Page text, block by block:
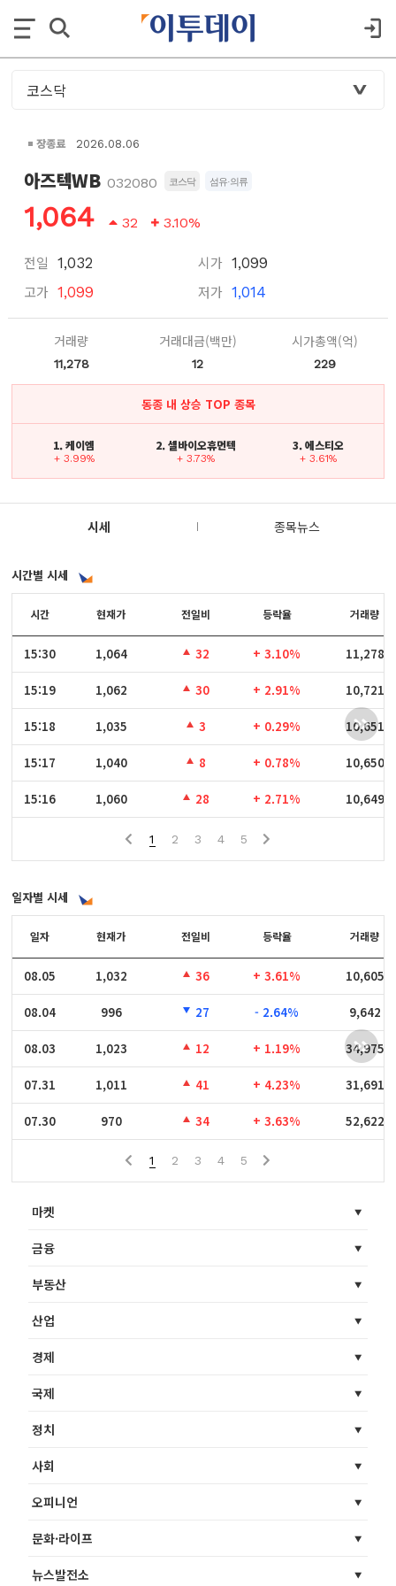
장종료 2026.08.06
아즈텍WB 032080 코스닥 섬유·의류
1,064 32 3.10%
전일 1,032
고가 1,099
시가 1,099
저가 1,014
거래량
11,278
거래대금(백만)
12
시가총액(억)
229
동종 내 상승 TOP 종목
1. 케이엠
+ 3.99%
2. 셀바이오휴먼텍
+ 3.73%
3. 에스티오
+ 3.61%
시세 종목뉴스
시간별 시세
시간
15:30
15:19
15:18
15:17
15:16
시간 현재가 전일비 등락율 거래량
15:30 1,064 32 + 3.10% 11,278
15:19 1,062 30 + 2.91% 10,721
15:18 1,035 3 + 0.29% 10,651
15:17 1,040 8 + 0.78% 10,650
15:16 1,060 28 + 2.71% 10,649
1 2 3 4 5
일자별 시세
일자
08.05
08.04
08.03
07.31
07.30
일자 현재가 전일비 등락율 거래량
08.05 1,032 36 + 3.61% 10,605
08.04 996 27 - 2.64% 9,642
08.03 1,023 12 + 1.19% 34,975
07.31 1,011 41 + 4.23% 31,691
07.30 970 34 + 3.63% 52,622
1 2 3 4 5
마켓
금융
부동산
산업
경제
국제
정치
사회
오피니언
문화·라이프
뉴스발전소